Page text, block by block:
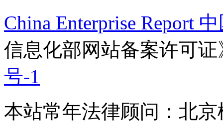
China Enterprise Report
信息化部网站备案许可
号-1
本站常年法律顾问：北